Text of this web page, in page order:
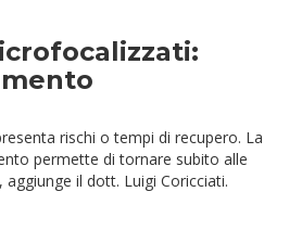
rischi o tempi di recupero. La
permette di tornare subito alle
il dott. Luigi Coricciati.